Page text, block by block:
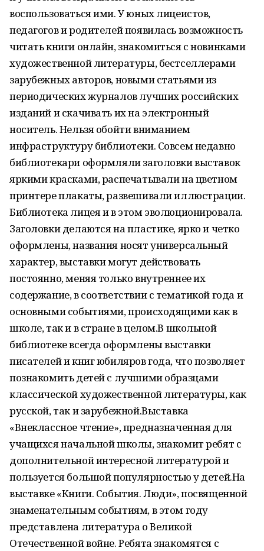
воспользоваться ими. У юных лицеистов,
педагогов и родителей появилась возможность
читать книги онлайн, знакомиться с новинками
художественной литературы, бестселлерами
зарубежных авторов, новыми статьями из
периодических журналов лучших российских
изданий и скачивать их на электронный
носитель. Нельзя обойти вниманием
инфраструктуру библиотеки. Совсем недавно
библиотекари оформляли заголовки выставок
яркими красками, распечатывали на цветном
принтере плакаты, развешивали иллюстрации.
Библиотека лицея и в этом эволюционировала.
Заголовки делаются на пластике, ярко и четко
оформлены, названия носят универсальный
характер, выставки могут действовать
постоянно, меняя только внутреннее их
содержание, в соответствии с тематикой года и
основными событиями, происходящими как в
школе, так и в стране в целом.В школьной
библиотеке всегда оформлены выставки
писателей и книг юбиляров года, что позволяет
познакомить детей с лучшими образцами
классической художественной литературы, как
русской, так и зарубежной.Выставка
«Внеклассное чтение», предназначенная для
учащихся начальной школы, знакомит ребят с
дополнительной интересной литературой и
пользуется большой популярностью у детей.На
выставке «Книги. События. Люди», посвященной
знаменательным событиям, в этом году
представлена литература о Великой
Отечественной войне. Ребята знакомятся с